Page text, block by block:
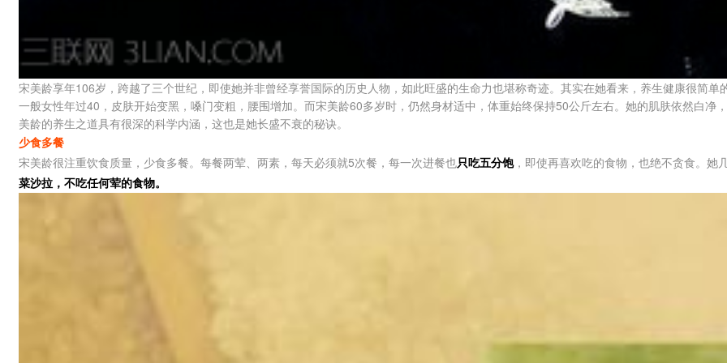
宋美龄享年106岁，跨越了三个世纪，即使她并非曾经享誉国际的历史人物，如此旺盛的生命力也堪称奇迹。其实在她看来，养生健康很简单
一般女性年过40，皮肤开始变黑，嗓门变粗，腰围增加。而宋美龄60多岁时，仍然身材适中，体重始终保持50公斤左右。她的肌肤依然白
美龄的养生之道具有很深的科学内涵，这也是她长盛不衰的秘诀。
少食多餐
宋美龄很注重饮食质量，少食多餐。每餐两荤、两素，每天必须就5次餐，每一次进餐也只吃五分饱，即使再喜欢吃的食物，也绝不贪食。她
菜沙拉，不吃任何荤的食物。